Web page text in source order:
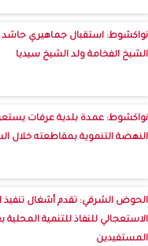
نواكشوط: استقبال جماهيري حاشد
الشيخ الفخامة ولد الشيخ سيديا
نواكشوط: عمدة بلدية عرفات
النهضة التنموية بمقاطعته خلال
الحوض الشرقي: تقدم أشغال تنفيذ
الاستعجالي للنفاذ للتنمية
المستفيدين